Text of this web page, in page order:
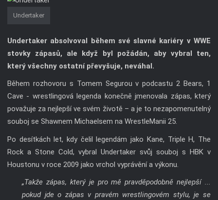
Undertaker
Undertaker absolvoval během své slavné kariéry v WWE
stovky zápasů, ale když byl požádán, aby vybral ten,
který všechny ostatní převyšuje, neváhal.
Během rozhovoru s Tomem Segurou v podcastu 2 Bears, 1
Cave - wrestlingová legenda konečně jmenovala zápas, který
považuje za nejlepší ve svém životě – a je to nezapomenutelný
souboj se Shawnem Michaelsem na WrestleManii 25.
Po desítkách let, kdy čelil legendám jako Kane, Triple H, The
Rock a Stone Cold, vybral Undertaker svůj souboj s HBK v
Houstonu v roce 2009 jako vrchol vyprávění a výkonu.
„Takže zápas, který je pro mě pravděpodobně nejlepší ...
pokud jde o zápas v pravém wrestlingovém stylu, je se